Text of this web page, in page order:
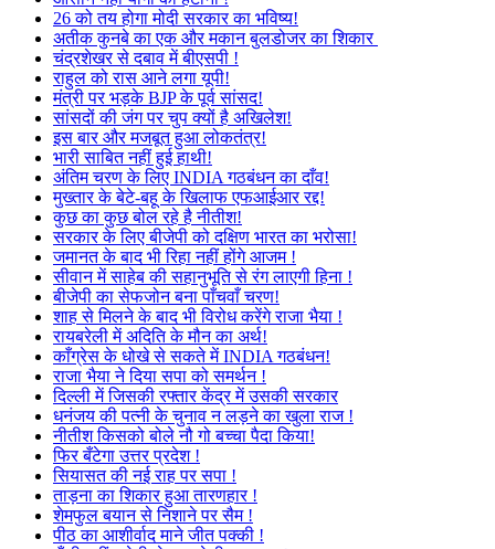
26 को तय होगा मोदी सरकार का भविष्य!
अतीक कुनबे का एक और मकान बुलडोजर का शिकार
चंद्रशेखर से दबाव में बीएसपी !
राहुल को रास आने लगा यूपी!
मंत्री पर भड़के BJP के पूर्व सांसद!
सांसदों की जंग पर चुप क्यों है अखिलेश!
इस बार और मजबूत हुआ लोकतंत्र!
भारी साबित नहीं हुई हाथी!
अंतिम चरण के लिए INDIA गठबंधन का दाँव!
मुख्तार के बेटे-बहू के खिलाफ एफआईआर रद्द!
कुछ का कुछ बोल रहे है नीतीश!
सरकार के लिए बीजेपी को दक्षिण भारत का भरोसा!
जमानत के बाद भी रिहा नहीं होंगे आजम !
सीवान में साहेब की सहानुभूति से रंग लाएगी हिना !
बीजेपी का सेफजोन बना पाँचवाँ चरण!
शाह से मिलने के बाद भी विरोध करेंगे राजा भैया !
रायबरेली में अदिति के मौन का अर्थ!
काँग्रेस के धोखे से सकते में INDIA गठबंधन!
राजा भैया ने दिया सपा को समर्थन !
दिल्ली में जिसकी रफ्तार केंद्र में उसकी सरकार
धनंजय की पत्नी के चुनाव न लड़ने का खुला राज !
नीतीश किसको बोले नौ गो बच्चा पैदा किया!
फिर बँटेगा उत्तर प्रदेश !
सियासत की नई राह पर सपा !
ताड़ना का शिकार हुआ तारणहार !
शेमफुल बयान से निशाने पर सैम !
पीठ का आशीर्वाद माने जीत पक्की !